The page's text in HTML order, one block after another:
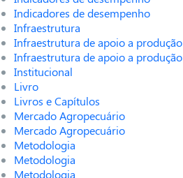
Indicadores de desempenho
Infraestrutura
Infraestrutura de apoio a produção
Infraestrutura de apoio a produção
Institucional
Livro
Livros e Capítulos
Mercado Agropecuário
Mercado Agropecuário
Metodologia
Metodologia
Metodologia